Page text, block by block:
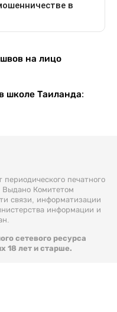
на лицо
школе Таиланда:
периодического печатного
Выдано Комитетом
связи, информатизации
информации и
сетевого ресурса
18 лет и старше.